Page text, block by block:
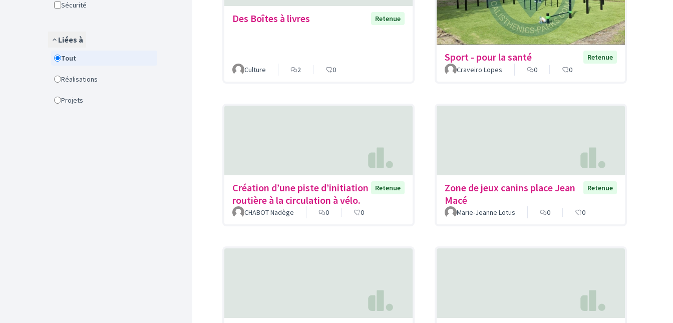
Sécurité
Liées à
Tout
Réalisations
Projets
Des Boîtes à livres Retenue
Culture 2 0
Sport - pour la santé
Retenue
Craveiro Lopes
0 0
Création d’une piste d’initiation
routière à la circulation à vélo.
Retenue
CHABOT Nadège 0 0
Zone de jeux canins place Jean
Macé
Retenue
Marie-Jeanne Lotus 0 0